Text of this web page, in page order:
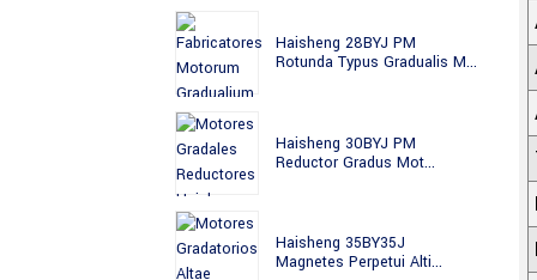
Haisheng 28BYJ PM
Rotunda Typus Gradualis M...
Haisheng 30BYJ PM
Reductor Gradus Mot...
Haisheng 35BY35J
Magnetes Perpetui Alti...